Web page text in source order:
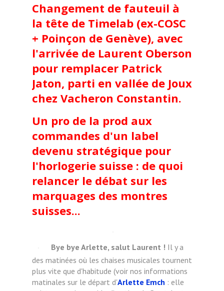
Changement de fauteuil à
la tête de Timelab (ex-COSC
+ Poinçon de Genève), avec
l'arrivée de Laurent Oberson
pour remplacer Patrick
Jaton, parti en vallée de Joux
chez Vacheron Constantin.
Un pro de la prod aux
commandes d'un label
devenu stratégique pour
l'horlogerie suisse : de quoi
relancer le débat sur les
marquages des montres
suisses...
Bye bye Arlette, salut Laurent ! Il y a
des matinées où les chaises musicales tournent
plus vite que d'habitude (voir nos informations
matinales sur le départ d'Arlette Emch : elle